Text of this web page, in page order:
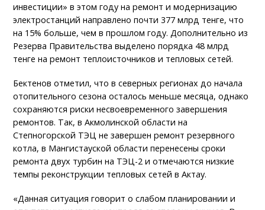
инвестиции» в этом году на ремонт и модернизацию
электростанций направлено почти 377 млрд тенге, что
на 15% больше, чем в прошлом году. Дополнительно из
Резерва Правительства выделено порядка 48 млрд
тенге на ремонт теплоисточников и тепловых сетей.
Бектенов отметил, что в северных регионах до начала
отопительного сезона осталось меньше месяца, однако
сохраняются риски несвоевременного завершения
ремонтов. Так, в Акмолинской области на
Степногорской ТЭЦ не завершен ремонт резервного
котла, в Мангистауской области перенесены сроки
ремонта двух турбин на ТЭЦ-2 и отмечаются низкие
темпы реконструкции тепловых сетей в Актау.
«Данная ситуация говорит о слабом планировании и